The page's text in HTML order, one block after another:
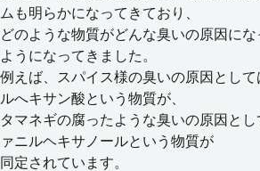
ムも明らかになってきており、
どのような物質がどんな臭いの原因に
ようになってきました。
例えば、スパイス様の臭いの原因として
ルへキサン酸という物質が、
タマネギの腐ったような臭いの原因とし
ァニルヘキサノールという物質が
同定されています。